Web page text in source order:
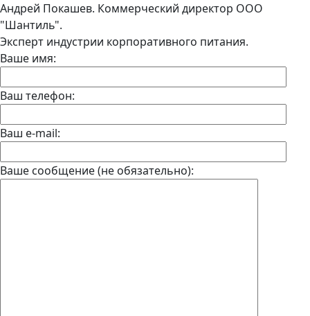
Андрей Покашев. Коммерческий директор ООО
"Шантиль".
Эксперт индустрии корпоративного питания.
Ваше имя:
Ваш телефон:
Ваш e-mail:
Ваше сообщение (не обязательно):